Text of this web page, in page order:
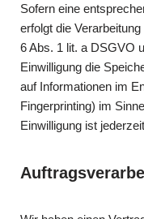
Sofern eine
erfolgt die
6 Abs. 1 lit. a DSGVO
Einwilligung die
auf Informationen im
Fingerprinting) im
Einwilligung ist